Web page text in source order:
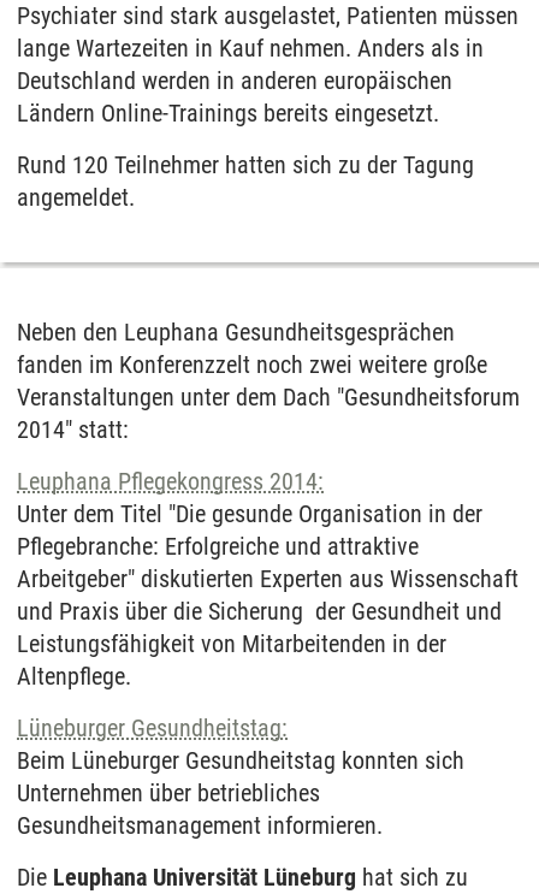
Psychiater sind stark ausgelastet, Patienten müssen
lange Wartezeiten in Kauf nehmen. Anders als in
Deutschland werden in anderen europäischen
Ländern Online-Trainings bereits eingesetzt.
Rund 120 Teilnehmer hatten sich zu der Tagung
angemeldet.
Neben den Leuphana Gesundheitsgesprächen
fanden im Konferenzzelt noch zwei weitere große
Veranstaltungen unter dem Dach "Gesundheitsforum
2014" statt:
Leuphana Pflegekongress 2014:
Unter dem Titel "Die gesunde Organisation in der
Pflegebranche: Erfolgreiche und attraktive
Arbeitgeber" diskutierten Experten aus Wissenschaft
und Praxis über die Sicherung der Gesundheit und
Leistungsfähigkeit von Mitarbeitenden in der
Altenpflege.
Lüneburger Gesundheitstag:
Beim Lüneburger Gesundheitstag konnten sich
Unternehmen über betriebliches
Gesundheitsmanagement informieren.
Die Leuphana Universität Lüneburg hat sich zu